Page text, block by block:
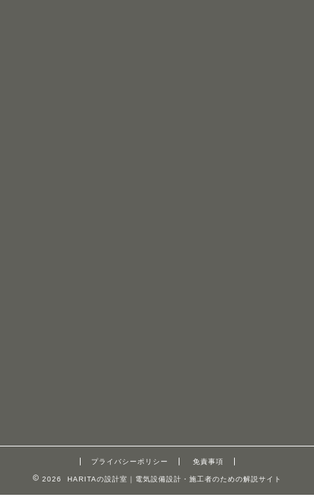
プライバシーポリシー 免責事項
2026 HARITAの設計室｜電気設備設計・施工者のための解説サイト